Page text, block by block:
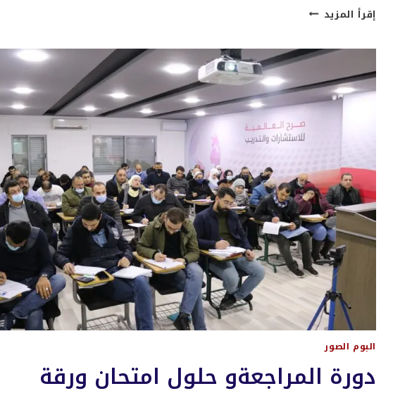
إقرأ المزيد حفل
توزيع
المميزين
من
الجامعات
الاردنية
2022
البوم الصور
دورة المراجعةو حلول امتحان ورقة